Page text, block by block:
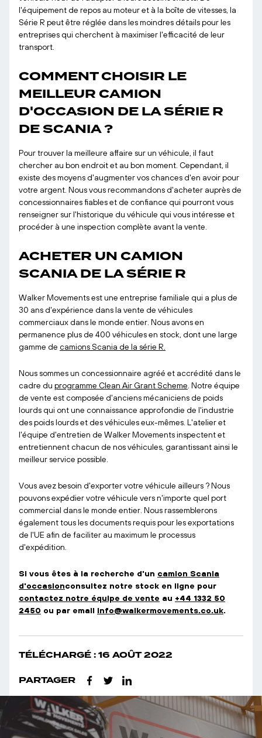
l'équipement de repos au moteur et à la boîte de vitesses, la
Série R peut être réglée dans les moindres détails pour les
entreprises qui cherchent à maximiser l'efficacité de leur
transport.
COMMENT CHOISIR LE
MEILLEUR CAMION
D'OCCASION DE LA SÉRIE R
DE SCANIA ?
Pour trouver la meilleure affaire sur un véhicule, il faut
chercher au bon endroit et au bon moment. Cependant, il
existe des moyens d'augmenter vos chances d'en avoir pour
votre argent. Nous vous recommandons d'acheter auprès de
concessionnaires fiables et de confiance qui pourront vous
renseigner sur l'historique du véhicule qui vous intéresse et
procéder à une inspection complète avant la vente.
ACHETER UN CAMION
SCANIA DE LA SÉRIE R
Walker Movements est une entreprise familiale qui a plus de
30 ans d'expérience dans la vente de véhicules
commerciaux dans le monde entier. Nous avons en
permanence plus de 400 véhicules en stock, dont une large
gamme de camions Scania de la série R.
Nous sommes un concessionnaire agréé et accrédité dans le
cadre du programme Clean Air Grant Scheme . Notre équipe
de vente est composée d'anciens mécaniciens de poids
lourds qui ont une connaissance approfondie de l'industrie
des poids lourds et des véhicules eux-mêmes. L'atelier et
l'équipe d'entretien de Walker Movements inspectent et
entretiennent chacun de nos véhicules, garantissant ainsi le
meilleur service possible.
Vous avez besoin d'exporter votre véhicule ailleurs ? Nous
pouvons expédier votre véhicule vers n'importe quel port
commercial dans le monde entier. Nous rassemblerons
également tous les documents requis pour les exportations
de l'UE afin de faciliter au maximum le processus
d'expédition.
Si vous êtes à la recherche d'un camion Scania
d'occasionconsultez notre stock en ligne pour
contactez notre équipe de vente au +44 1332 50
2450 ou par email info@walkermovements.co.uk.
TÉLÉCHARGÉ : 16 AOÛT 2022
PARTAGER